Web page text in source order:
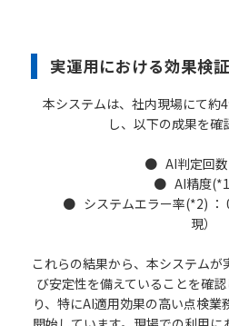
実運用における効果検証
本システムは、社内現場にて約
し、以下の成果を確
● AI判定回数
● AI精度(*1)
● システムエラー率(*2) ：
現）
これらの結果から、本システムが
び安定性を備えていることを確
り、特にAI適用効果の高い点検